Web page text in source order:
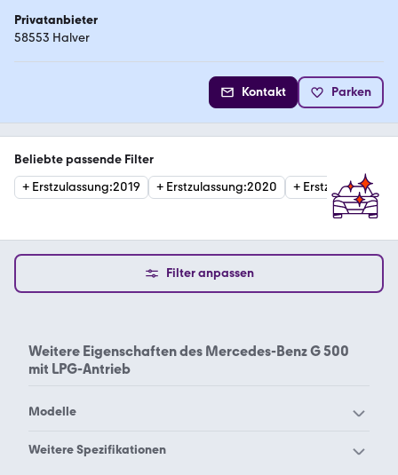
Privatanbieter
58553 Halver
Kontakt Parken
Beliebte passende Filter
+ Erstzulassung:2019 + Erstzulassung:2020 + Erstzulassung
Filter anpassen
Weitere Eigenschaften des Mercedes-Benz G 500
mit LPG-Antrieb
Modelle
Mercedes-Benz 190
Weitere Spezifikationen